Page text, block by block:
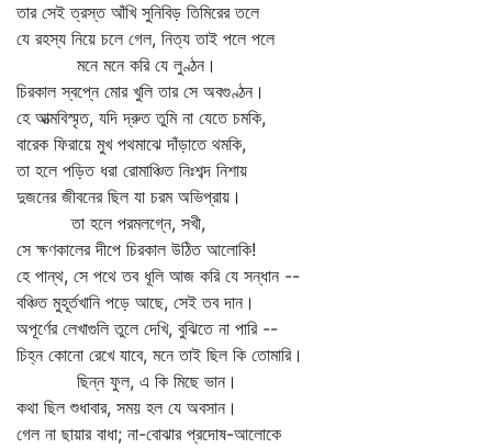
তার সেই ত্রস্ত আঁখি সুনিবিড় তিমিরের তলে
যে রহস্য নিয়ে চলে গেল, নিত্য তাই পলে পলে
মনে মনে করি যে লুণ্ঠন।
চিরকাল স্বপ্নে মোর খুলি তার সে অবগুণ্ঠন।
হে আত্মবিস্মৃত, যদি দ্রুত তুমি না যেতে চমকি,
বারেক ফিরায়ে মুখ পথমাঝে দাঁড়াতে থমকি,
তা হলে পড়িত ধরা রোমাঞ্চিত নিঃশব্দ নিশায়
দুজনের জীবনের ছিল যা চরম অভিপ্রায়।
তা হলে পরমলগ্নে, সখী,
সে ক্ষণকালের দীপে চিরকাল উঠিত আলোকি!
হে পান্থ, সে পথে তব ধূলি আজ করি যে সন্ধান --
বঞ্চিত মুহূর্তখানি পড়ে আছে, সেই তব দান।
অপূর্ণের লেখাগুলি তুলে দেখি, বুঝিতে না পারি --
চিহ্ন কোনো রেখে যাবে, মনে তাই ছিল কি তোমারি।
ছিন্ন ফুল, এ কি মিছে ভান।
কথা ছিল শুধাবার, সময় হল যে অবসান।
গেল না ছায়ার বাধা; না-বোঝার প্রদোষ-আলোকে